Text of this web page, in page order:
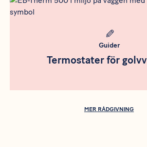
Guider
Termostater för
MER RÅDGIVNING